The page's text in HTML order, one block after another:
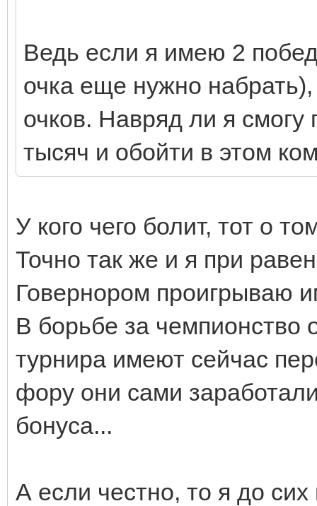
Ведь если я имею 2
очка еще нужно
очков. Навряд ли я смогу
тысяч и обойти в этом
У кого чего болит, тот о
Точно так же и я при
Говернором проигрываю
В борьбе за чемпионство
турнира имеют сейчас
фору они сами
бонуса...
А если честно, то я до